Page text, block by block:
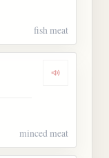
fish meat
Dengarkan
minced meat